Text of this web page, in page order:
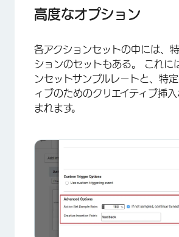
高度なオプション
各アクションセットの中には、
ションのセットもある。 これに
ンセットサンプルレートと、特
ィブのためのクリエイティブ挿
まれます。